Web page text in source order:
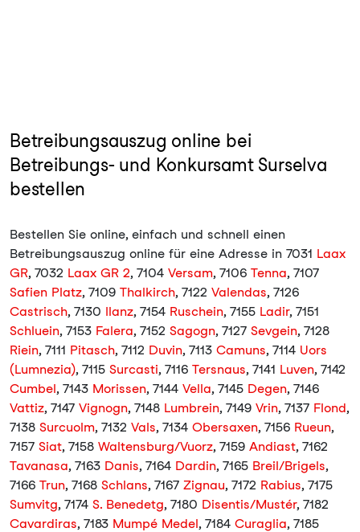
Betreibungsauszug online bei
Betreibungs- und Konkursamt Surselva
bestellen
Bestellen Sie online, einfach und schnell einen
Betreibungsauszug online für eine Adresse in 7031 Laax
GR, 7032 Laax GR 2, 7104 Versam, 7106 Tenna, 7107
Safien Platz, 7109 Thalkirch, 7122 Valendas, 7126
Castrisch, 7130 Ilanz, 7154 Ruschein, 7155 Ladir, 7151
Schluein, 7153 Falera, 7152 Sagogn, 7127 Sevgein, 7128
Riein, 7111 Pitasch, 7112 Duvin, 7113 Camuns, 7114 Uors
(Lumnezia), 7115 Surcasti, 7116 Tersnaus, 7141 Luven, 7142
Cumbel, 7143 Morissen, 7144 Vella, 7145 Degen, 7146
Vattiz, 7147 Vignogn, 7148 Lumbrein, 7149 Vrin, 7137 Flond,
7138 Surcuolm, 7132 Vals, 7134 Obersaxen, 7156 Rueun,
7157 Siat, 7158 Waltensburg/Vuorz, 7159 Andiast, 7162
Tavanasa, 7163 Danis, 7164 Dardin, 7165 Breil/Brigels,
7166 Trun, 7168 Schlans, 7167 Zignau, 7172 Rabius, 7175
Sumvitg, 7174 S. Benedetg, 7180 Disentis/Mustér, 7182
Cavardiras, 7183 Mumpé Medel, 7184 Curaglia, 7185